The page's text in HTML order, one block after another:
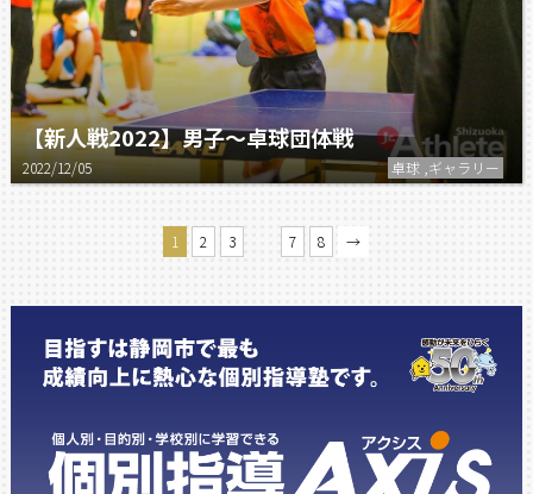
【新人戦2022】男子〜卓球団体戦
2022/12/05 卓球 ,ギャラリー
1 2 3 7 8 →